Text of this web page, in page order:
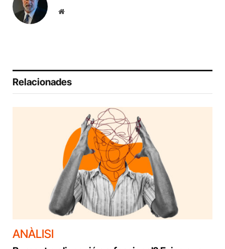
Website
Relacionades
ANÀLISI